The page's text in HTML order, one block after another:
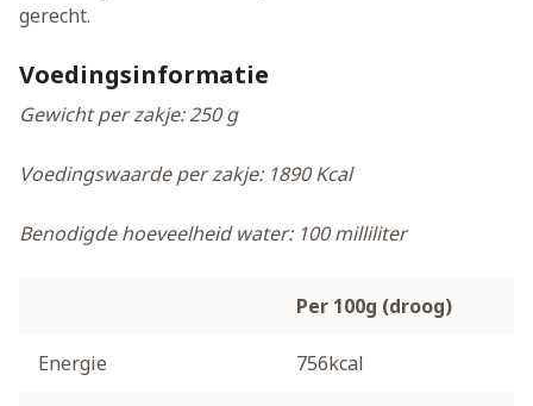
gerecht.
Voedingsinformatie
Gewicht per zakje: 250 g
Voedingswaarde per zakje: 1890 Kcal
Benodigde hoeveelheid water: 100 milliliter
Per 100g (droog)
Energie 756kcal